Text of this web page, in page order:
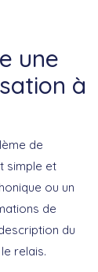
une
à
de
simple et
ou un
de
du
relais.